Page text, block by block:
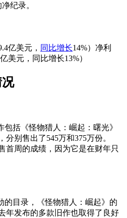
纪录。
亿美元， 同比增长14%）净利
美元，同比增长13%）
包括《怪物猎人：崛起：曙光》
分别售出了545万和375万份。
首周的成绩，因为它是在财年只
的目录，《怪物猎人：崛起》的
年发布的多款旧作也取得了良好